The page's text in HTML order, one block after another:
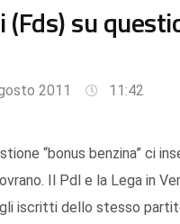
(Fds) su
2011 11:42
“bonus benzina” ci
Il Pdl e la Lega in
iscritti dello stesso